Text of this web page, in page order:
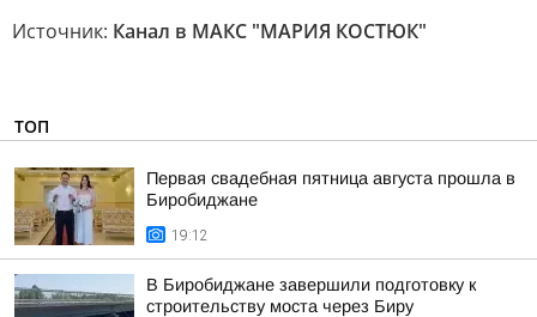
Источник: Канал в МАКС "МАРИЯ КОСТЮК"
ТОП
Первая свадебная пятница августа прошла в
Биробиджане
19:12
В Биробиджане завершили подготовку к
строительству моста через Биру